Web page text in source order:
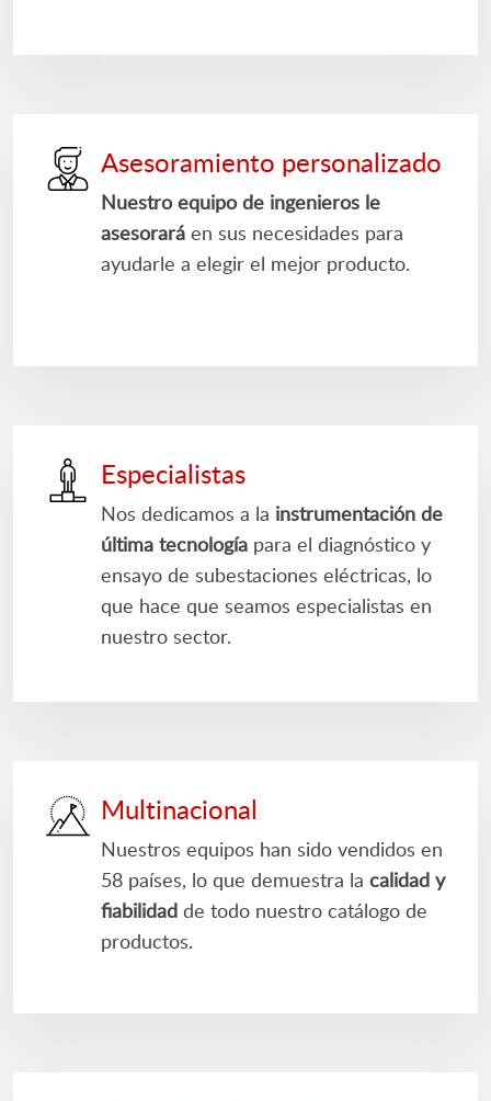
Asesoramiento personalizado
Nuestro equipo de ingenieros le
asesorará en sus necesidades para
ayudarle a elegir el mejor producto.
Especialistas
Nos dedicamos a la instrumentación de
última tecnología para el diagnóstico y
ensayo de subestaciones eléctricas, lo
que hace que seamos especialistas en
nuestro sector.
Multinacional
Nuestros equipos han sido vendidos en
58 países, lo que demuestra la calidad y
fiabilidad de todo nuestro catálogo de
productos.